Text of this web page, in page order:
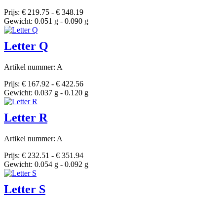
Prijs: € 219.75 - € 348.19
Gewicht: 0.051 g - 0.090 g
Letter Q
Artikel nummer: A
Prijs: € 167.92 - € 422.56
Gewicht: 0.037 g - 0.120 g
Letter R
Artikel nummer: A
Prijs: € 232.51 - € 351.94
Gewicht: 0.054 g - 0.092 g
Letter S